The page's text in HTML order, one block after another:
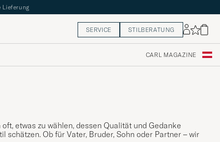
Lieferung
SERVICE STILBERATUNG
CARL MAGAZINE
etwas zu wählen, dessen Qualität und Gedanke
Ob für Vater, Bruder, Sohn oder Partner – wir